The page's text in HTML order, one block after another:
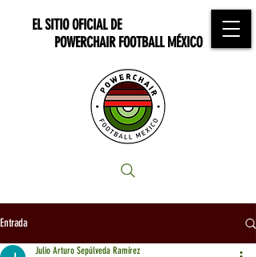
EL SITIO OFICIAL DE
POWERCHAIR FOOTBALL MÉXICO
Entrada
Julio Arturo Sepúlveda Ramírez